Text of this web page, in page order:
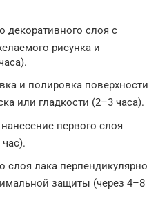
декоративного слоя с
рисунка и
и полировка поверхности
или гладкости (2–3 часа).
первого слоя
слоя лака перпендикулярно
защиты (через 4–8